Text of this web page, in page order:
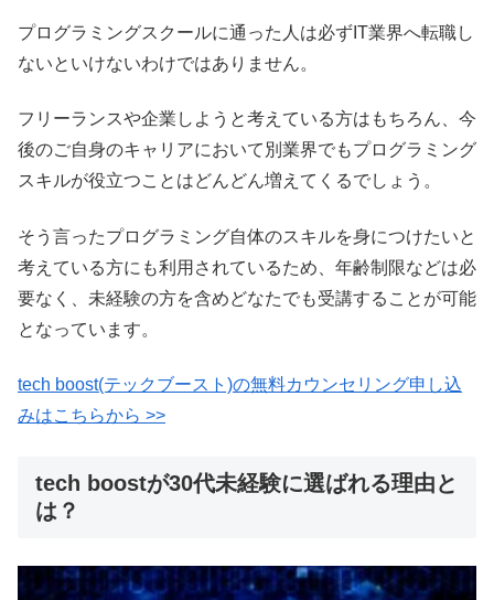
プログラミングスクールに通った人は必ずIT業界へ転職し
ないといけないわけではありません。
フリーランスや企業しようと考えている方はもちろん、今
後のご自身のキャリアにおいて別業界でもプログラミング
スキルが役立つことはどんどん増えてくるでしょう。
そう言ったプログラミング自体のスキルを身につけたいと
考えている方にも利用されているため、年齢制限などは必
要なく、未経験の方を含めどなたでも受講することが可能
となっています。
tech boost(テックブースト)の無料カウンセリング申し込
みはこちらから >>
tech boostが30代未経験に選ばれる理由と
は？